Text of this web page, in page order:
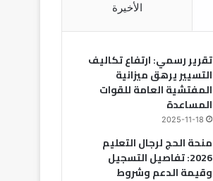
الأخيرة
تقرير رسمي: ارتفاع تكاليف
التسيير يرهق ميزانية
المفتشية العامة للقوات
المساعدة
2025-11-18
منحة الحج لرجال التعليم
2026: تفاصيل التسجيل
وقيمة الدعم وشروط